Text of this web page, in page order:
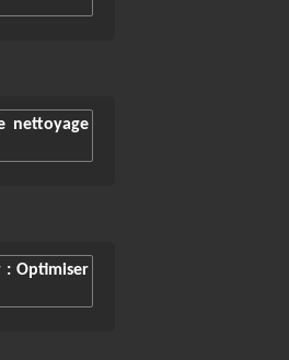
nettoyage
: Optimiser